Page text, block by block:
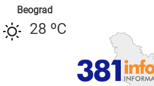
Beograd
28 ºC